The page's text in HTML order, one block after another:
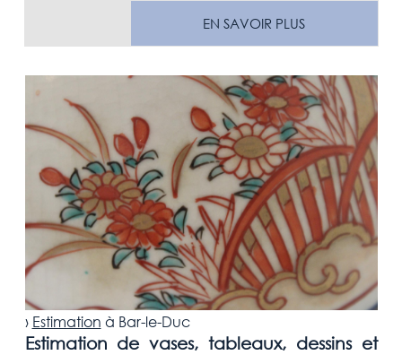
EN SAVOIR PLUS
› Estimation à Bar-le-Duc
Estimation de vases, tableaux, dessins et